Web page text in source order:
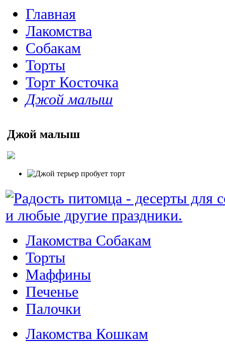
Главная
Лакомства
Собакам
Торты
Торт Косточка
Джой малыш
Джой малыш
Лакомства Собакам
Торты
Маффины
Печенье
Палочки
Лакомства Кошкам